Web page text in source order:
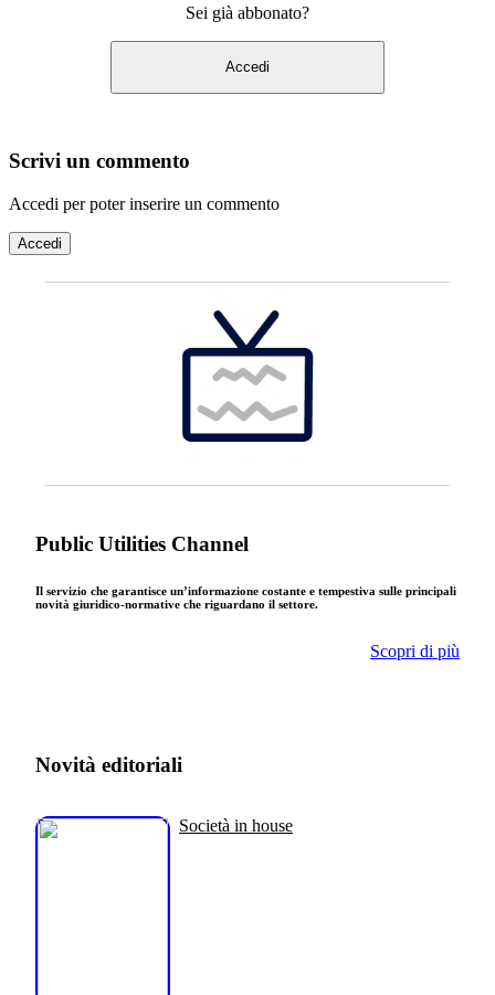
Sei già abbonato?
Accedi
Scrivi un commento
Accedi per poter inserire un commento
Accedi
Public Utilities Channel
Il servizio che garantisce un’informazione costante e tempestiva sulle principali
novità giuridico-normative che riguardano il settore.
Scopri di più
Novità editoriali
Società in house